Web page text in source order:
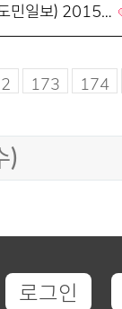
민일보) 2015…
173 174
로그인